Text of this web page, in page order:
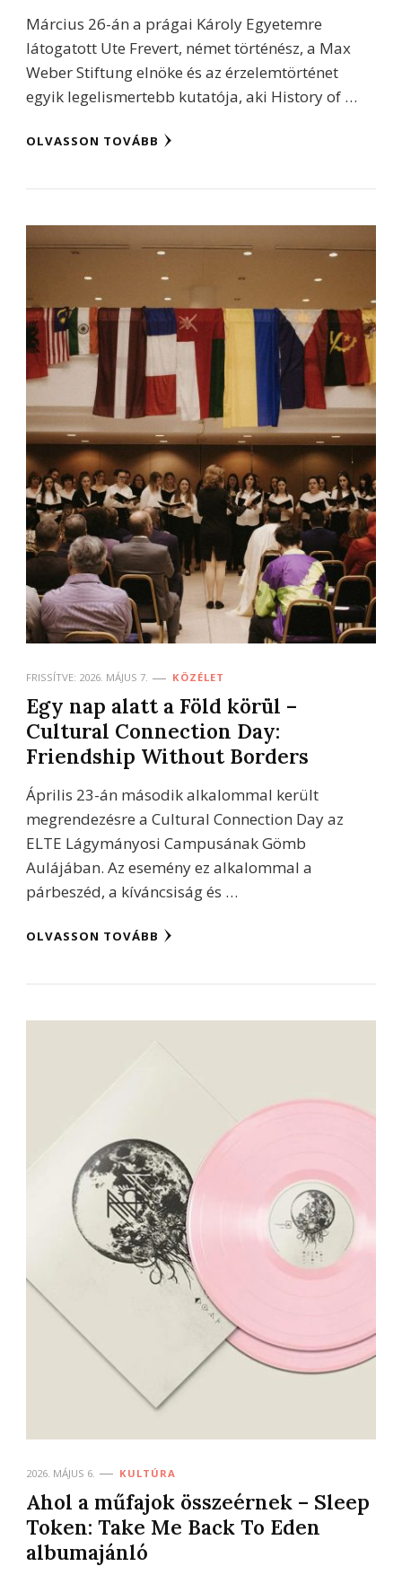
Március 26-án a prágai Károly Egyetemre
látogatott Ute Frevert, német történész, a Max
Weber Stiftung elnöke és az érzelemtörténet
egyik legelismertebb kutatója, aki History of …
OLVASSON TOVÁBB
FRISSÍTVE: 2026. MÁJUS 7. KÖZÉLET
Egy nap alatt a Föld körül –
Cultural Connection Day:
Friendship Without Borders
Április 23-án második alkalommal került
megrendezésre a Cultural Connection Day az
ELTE Lágymányosi Campusának Gömb
Aulájában. Az esemény ez alkalommal a
párbeszéd, a kíváncsiság és …
OLVASSON TOVÁBB
2026. MÁJUS 6. KULTÚRA
Ahol a műfajok összeérnek – Sleep
Token: Take Me Back To Eden
albumajánló